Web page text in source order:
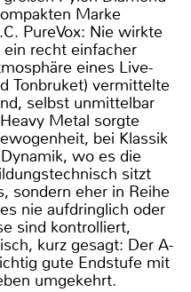
Marke
PureVox: Nie wirkte
recht einfacher
eines Live-
Tonbruket) vermittelte
selbst unmittelbar
Metal sorgte
bei Klassik
wo es die
sitzt
sondern eher in Reihe
nie aufdringlich oder
sind kontrolliert,
kurz gesagt: Der A-
gute Endstufe mit
umgekehrt.